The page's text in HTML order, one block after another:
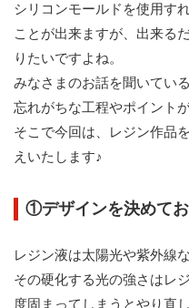
シリコンモールドを使用す
ことが出来ますが、出来る
りたいですよね。
みなさまのお話を聞いてい
忘れがちな工程やポイント
そこで今回は、レジン作品
えいたします♪
①デザインを決めてお
レジン液は太陽光や紫外線
その硬化する光の強さはレ
度固まってしまうとやり直